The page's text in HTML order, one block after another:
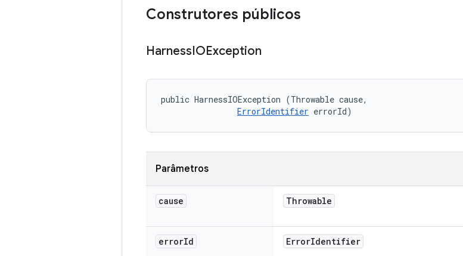
Construtores públicos
HarnessIOException
public HarnessIOException (Throwable cause,
ErrorIdentifier errorId)
Parâmetros
cause Throwable
errorId ErrorIdentifier